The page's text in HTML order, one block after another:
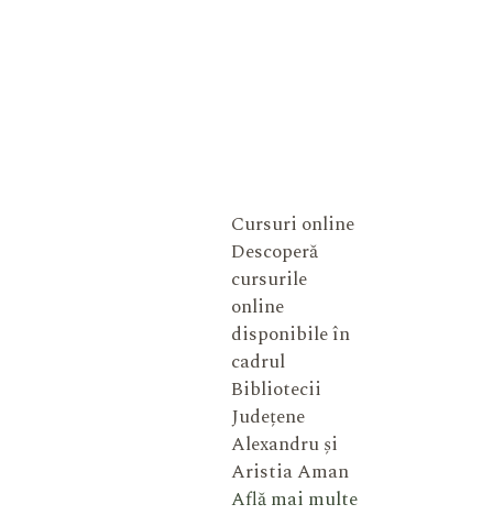
Cursuri online
Descoperă
cursurile
online
disponibile în
cadrul
Bibliotecii
Județene
Alexandru și
Aristia Aman
Află mai multe